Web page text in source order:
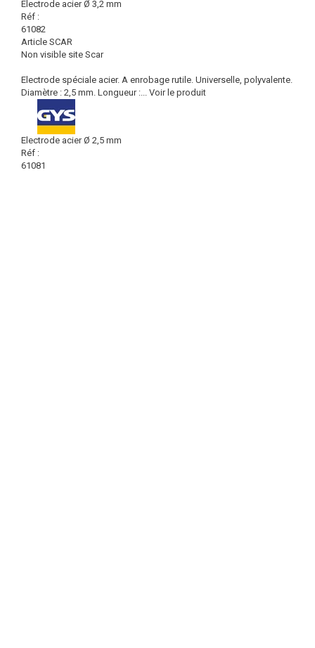
Electrode acier Ø 3,2 mm
Réf :
61082
Article SCAR
Non visible site Scar
Electrode spéciale acier. A enrobage rutile. Universelle, polyvalente.
Diamètre : 2,5 mm. Longueur :... Voir le produit
Electrode acier Ø 2,5 mm
Réf :
61081